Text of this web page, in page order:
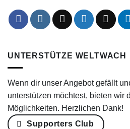
UNTERSTÜTZE WELTWACH
Wenn dir unser Angebot gefällt
unterstützen möchtest, bieten wir
Möglichkeiten. Herzlichen Dank!
Supporters Club